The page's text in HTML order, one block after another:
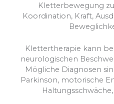
Kletterbewegung
Koordination, Kraft,
Klettertherapie kann
neurologischen
Mögliche Diagnosen
Parkinson, motorische